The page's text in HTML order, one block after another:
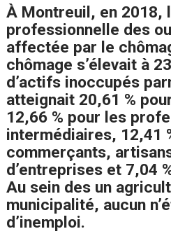
À Montreuil, en 2018,
professionnelle des
affectée par le
chômage s’élevait à
d’actifs inoccupés
atteignait 20,61 %
12,66 % pour les
intermédiaires, 12,41
commerçants,
d’entreprises et 7,04
Au sein des un
municipalité, aucun
d’inemploi.